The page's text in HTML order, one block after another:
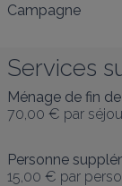
Campagne
Services
Ménage de fin
70,00 € par
Personne
15,00 € par